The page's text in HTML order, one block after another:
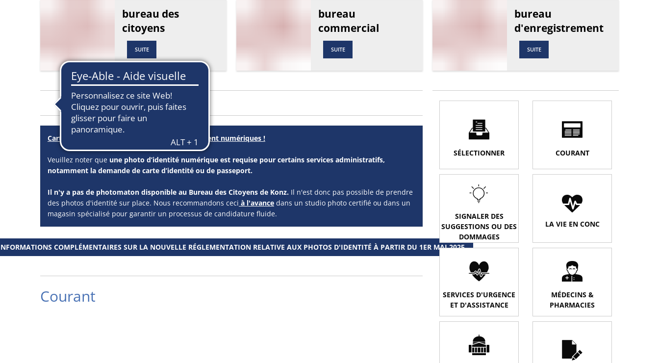
bureau des
citoyens
SUITE
bureau
commercial
SUITE
bureau
d'enregistrement
SUITE
Carte d'identité et passeport : photos uniquement numériques !
Veuillez noter que une photo d’identité numérique est requise pour certains services administratifs,
notamment la demande de carte d’identité ou de passeport.
Il n'y a pas de photomaton disponible au Bureau des Citoyens de Konz. Il n'est donc pas possible de prendre
des photos d'identité sur place. Nous recommandons ceci à l'avance dans un studio photo certifié ou dans un
magasin spécialisé pour garantir un processus de candidature fluide.
COMPLÉMENTAIRES SUR LA NOUVELLE RÉGLEMENTATION RELATIVE AUX PHOTOS D'IDENTITÉ À PARTIR DU 1ER MAI 2025
Courant
SÉLECTIONNER COURANT
SIGNALER DES
SUGGESTIONS OU DES
DOMMAGES
LA VIE EN CONC
SERVICES D'URGENCE
ET D'ASSISTANCE
MÉDECINS &
PHARMACIES